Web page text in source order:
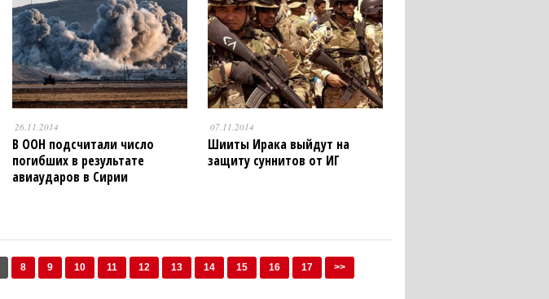
26.11.2014
В ООН подсчитали число
погибших в результате
авиаударов в Сирии
07.11.2014
Шииты Ирака выйдут на
защиту суннитов от ИГ
8 9 10 11 12 13 14 15 16 17 >>